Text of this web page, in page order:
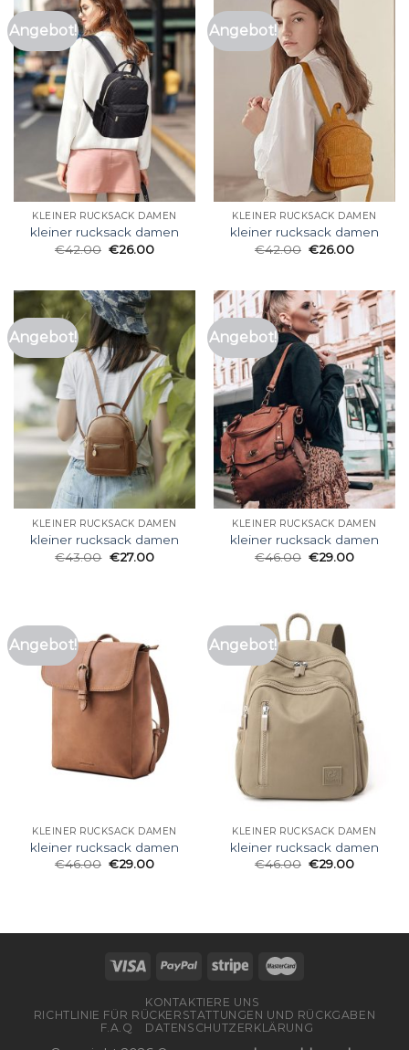
Angebot!
KLEINER RUCKSACK DAMEN
kleiner rucksack damen
€42.00 €26.00
Angebot!
KLEINER RUCKSACK DAMEN
kleiner rucksack damen
€42.00 €26.00
Angebot!
KLEINER RUCKSACK DAMEN
kleiner rucksack damen
€43.00 €27.00
Angebot!
KLEINER RUCKSACK DAMEN
kleiner rucksack damen
€46.00 €29.00
Angebot!
KLEINER RUCKSACK DAMEN
kleiner rucksack damen
€46.00 €29.00
Angebot!
KLEINER RUCKSACK DAMEN
kleiner rucksack damen
€46.00 €29.00
KONTAKTIERE UNS
RICHTLINIE FÜR RÜCKERSTATTUNGEN UND RÜCKGABEN
F.A.Q
DATENSCHUTZERKLÄRUNG